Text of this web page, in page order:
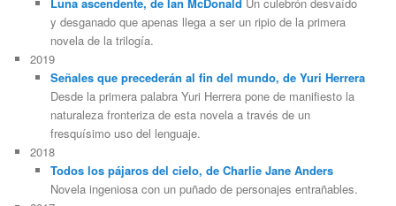
y desganado que apenas llega a ser un ripio de la primera
novela de la trilogía.
2019
Señales que precederán al fin del mundo, de Yuri Herrera
Desde la primera palabra Yuri Herrera pone de manifiesto la
naturaleza fronteriza de esta novela a través de un
fresquísimo uso del lenguaje.
2018
Todos los pájaros del cielo, de Charlie Jane Anders
Novela ingeniosa con un puñado de personajes entrañables.